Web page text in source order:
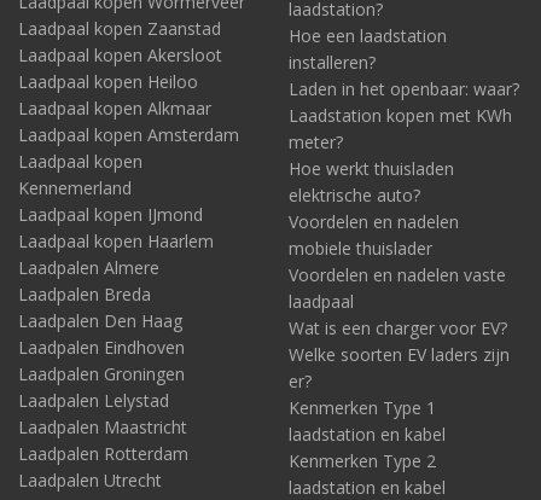
Laadpaal kopen Zaanstad
Laadpaal kopen Akersloot
Laadpaal kopen Heiloo
Laadpaal kopen Alkmaar
Laadpaal kopen Amsterdam
Laadpaal kopen
Kennemerland
Laadpaal kopen IJmond
Laadpaal kopen Haarlem
Laadpalen Almere
Laadpalen Breda
Laadpalen Den Haag
Laadpalen Eindhoven
Laadpalen Groningen
Laadpalen Lelystad
Laadpalen Maastricht
Laadpalen Rotterdam
Laadpalen Utrecht
laadstation?
Hoe een laadstation
installeren?
Laden in het openbaar: waar?
Laadstation kopen met KWh
meter?
Hoe werkt thuisladen
elektrische auto?
Voordelen en nadelen
mobiele thuislader
Voordelen en nadelen vaste
laadpaal
Wat is een charger voor EV?
Welke soorten EV laders zijn
er?
Kenmerken Type 1
laadstation en kabel
Kenmerken Type 2
laadstation en kabel